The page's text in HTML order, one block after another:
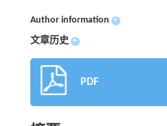
Author information +
文章历史 +
PDF